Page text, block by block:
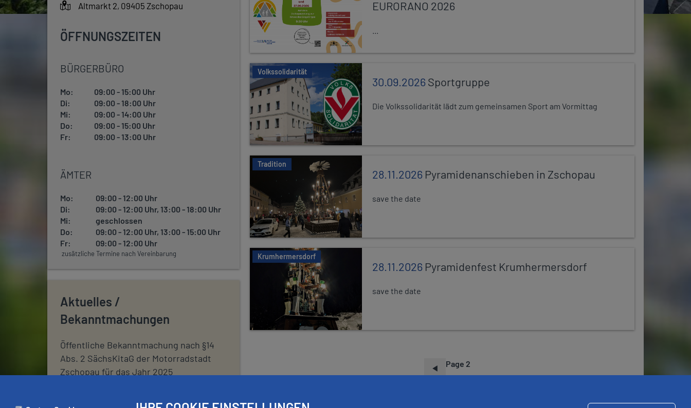
Altmarkt 2, 09405 Zschopau
ÖFFNUNGSZEITEN
BÜRGERBÜRO
Mo:
09:00 - 15:00 Uhr
Di:
09:00 - 18:00 Uhr
Mi:
09:00 - 14:00 Uhr
Do:
09:00 - 15:00 Uhr
Fr:
09:00 - 13:00 Uhr
ÄMTER
Mo:
09:00 - 12:00 Uhr
Di:
09:00 - 12:00 Uhr, 13:00 - 18:00 Uhr
Mi:
geschlossen
Do:
09:00 - 12:00 Uhr, 13:00 - 15:00 Uhr
Fr:
09:00 - 12:00 Uhr
zusätzliche Termine nach Vereinbarung
Aktuelles /
Bekanntmachungen
Öffentliche Bekanntmachung nach §14
Abs. 2 SächsKitaG der Motorradstadt
Zschopau für das Jahr 2025
EURORANO 2026
Volkssolidarität
30.09.2026Sportgruppe
Die Volkssolidarität lädt zum gemeinsamen Sport am Vormittag
Tradition
28.11.2026 Pyramidenanschieben in Zschopau
save the date
Krumhermersdorf
28.11.2026 Pyramidenfest Krumhermersdorf
save the date
P
G
Page 2